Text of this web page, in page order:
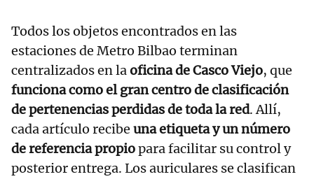
Todos los objetos encontrados en las
estaciones de Metro Bilbao terminan
centralizados en laoficina de Casco Viejo, que
funciona como el gran centro de clasificación
de pertenencias perdidas de toda la red. Allí,
cada artículo recibe una etiqueta y un número
de referencia propiopara facilitar su control y
posterior entrega. Los auriculares se clasifican